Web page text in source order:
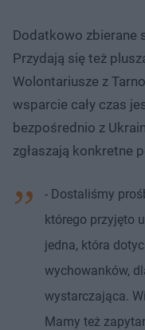
Dodatkowo zbierane
Przydają się też
Wolontariusze z
wsparcie cały czas
bezpośrednio z
zgłaszają konkretne
- Dostaliśmy
którego przyjęto
jedna, która
wychowanków,
wystarczająca.
Mamy też